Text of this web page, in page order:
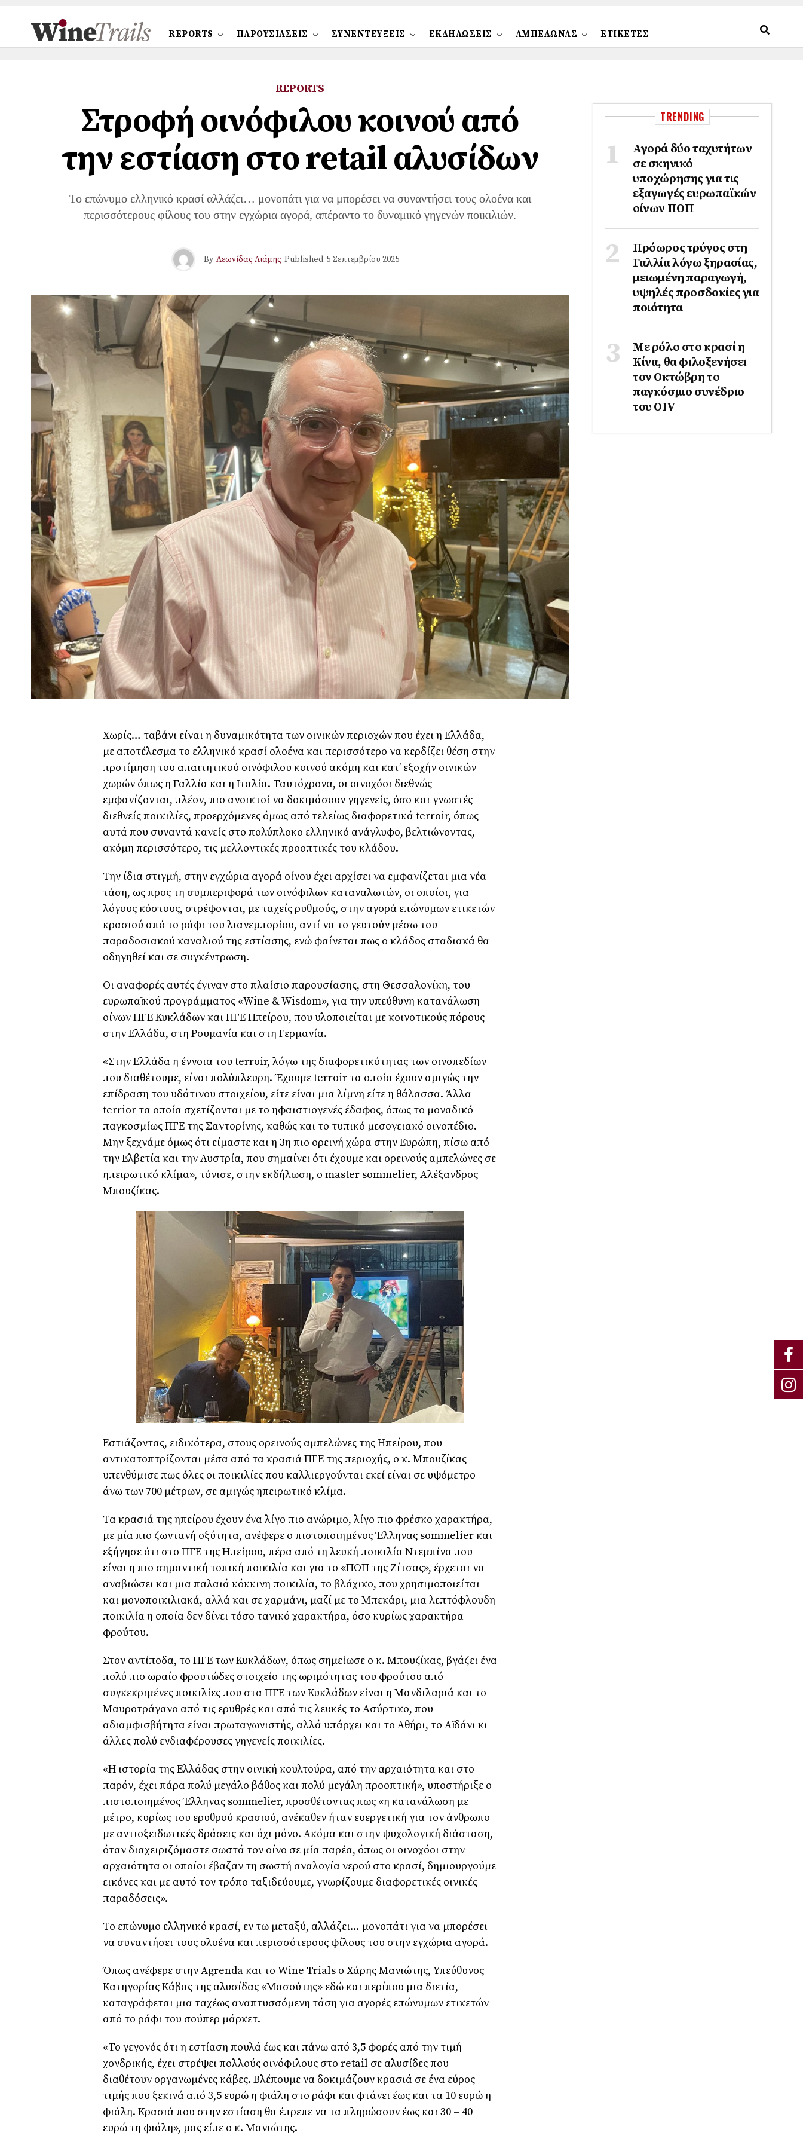
REPORTS ΠΑΡΟΥΣΙΑΣΕΙΣ ΣΥΝΕΝΤΕΥΞΕΙΣ ΕΚΔΗΛΩΣΕΙΣ ΑΜΠΕΛΩΝΑΣ ΕΤΙΚΕΤΕΣ
REPORTS
Στροφή οινόφιλου κοινού από
την εστίαση στο retail αλυσίδων
Το επώνυμο ελληνικό κρασί αλλάζει… μονοπάτι για να μπορέσει να συναντήσει τους ολοένα και
περισσότερους φίλους του στην εγχώρια αγορά, απέραντο το δυναμικό γηγενών ποικιλιών.
By Λεωνίδας Λιάμης Published 5 Σεπτεμβρίου 2025
Χωρίς… ταβάνι είναι η δυναμικότητα των οινικών περιοχών που έχει η Ελλάδα,
με αποτέλεσμα το ελληνικό κρασί ολοένα και περισσότερο να κερδίζει θέση στην
προτίμηση του απαιτητικού οινόφιλου κοινού ακόμη και κατ’ εξοχήν οινικών
χωρών όπως η Γαλλία και η Ιταλία. Ταυτόχρονα, οι οινοχόοι διεθνώς
εμφανίζονται, πλέον, πιο ανοικτοί να δοκιμάσουν γηγενείς, όσο και γνωστές
διεθνείς ποικιλίες, προερχόμενες όμως από τελείως διαφορετικά terroir, όπως
αυτά που συναντά κανείς στο πολύπλοκο ελληνικό ανάγλυφο, βελτιώνοντας,
ακόμη περισσότερο, τις μελλοντικές προοπτικές του κλάδου.
Την ίδια στιγμή, στην εγχώρια αγορά οίνου έχει αρχίσει να εμφανίζεται μια νέα
τάση, ως προς τη συμπεριφορά των οινόφιλων καταναλωτών, οι οποίοι, για
λόγους κόστους, στρέφονται, με ταχείς ρυθμούς, στην αγορά επώνυμων ετικετών
κρασιού από το ράφι του λιανεμπορίου, αντί να το γευτούν μέσω του
παραδοσιακού καναλιού της εστίασης, ενώ φαίνεται πως ο κλάδος σταδιακά θα
οδηγηθεί και σε συγκέντρωση.
Οι αναφορές αυτές έγιναν στο πλαίσιο παρουσίασης, στη Θεσσαλονίκη, του
ευρωπαϊκού προγράμματος «Wine & Wisdom», για την υπεύθυνη κατανάλωση
οίνων ΠΓΕ Κυκλάδων και ΠΓΕ Ηπείρου, που υλοποιείται με κοινοτικούς πόρους
στην Ελλάδα, στη Ρουμανία και στη Γερμανία.
«Στην Ελλάδα η έννοια του terroir, λόγω της διαφορετικότητας των οινοπεδίων
που διαθέτουμε, είναι πολύπλευρη. Έχουμε terroir τα οποία έχουν αμιγώς την
επίδραση του υδάτινου στοιχείου, είτε είναι μια λίμνη είτε η θάλασσα. Άλλα
terrior τα οποία σχετίζονται με το ηφαιστιογενές έδαφος, όπως το μοναδικό
παγκοσμίως ΠΓΕ της Σαντορίνης, καθώς και το τυπικό μεσογειακό οινοπέδιο.
Μην ξεχνάμε όμως ότι είμαστε και η 3η πιο ορεινή χώρα στην Ευρώπη, πίσω από
την Ελβετία και την Αυστρία, που σημαίνει ότι έχουμε και ορεινούς αμπελώνες σε
ηπειρωτικό κλίμα», τόνισε, στην εκδήλωση, ο master sommelier, Αλέξανδρος
Μπουζίκας.
Εστιάζοντας, ειδικότερα, στους ορεινούς αμπελώνες της Ηπείρου, που
αντικατοπτρίζονται μέσα από τα κρασιά ΠΓΕ της περιοχής, ο κ. Μπουζίκας
υπενθύμισε πως όλες οι ποικιλίες που καλλιεργούνται εκεί είναι σε υψόμετρο
άνω των 700 μέτρων, σε αμιγώς ηπειρωτικό κλίμα.
Τα κρασιά της ηπείρου έχουν ένα λίγο πιο ανώριμο, λίγο πιο φρέσκο χαρακτήρα,
με μία πιο ζωντανή οξύτητα, ανέφερε ο πιστοποιημένος Έλληνας sommelier και
εξήγησε ότι στο ΠΓΕ της Ηπείρου, πέρα από τη λευκή ποικιλία Ντεμπίνα που
είναι η πιο σημαντική τοπική ποικιλία και για το «ΠΟΠ της Ζίτσας», έρχεται να
αναβιώσει και μια παλαιά κόκκινη ποικιλία, το βλάχικο, που χρησιμοποιείται
και μονοποικιλιακά, αλλά και σε χαρμάνι, μαζί με το Μπεκάρι, μια λεπτόφλουδη
ποικιλία η οποία δεν δίνει τόσο τανικό χαρακτήρα, όσο κυρίως χαρακτήρα
φρούτου.
Στον αντίποδα, το ΠΓΕ των Κυκλάδων, όπως σημείωσε ο κ. Μπουζίκας, βγάζει ένα
πολύ πιο ωραίο φρουτώδες στοιχείο της ωριμότητας του φρούτου από
συγκεκριμένες ποικιλίες που στα ΠΓΕ των Κυκλάδων είναι η Μανδιλαριά και το
Μαυροτράγανο από τις ερυθρές και από τις λευκές το Ασύρτικο, που
αδιαμφισβήτητα είναι πρωταγωνιστής, αλλά υπάρχει και το Αθήρι, το Αϊδάνι κι
άλλες πολύ ενδιαφέρουσες γηγενείς ποικιλίες.
«Η ιστορία της Ελλάδας στην οινική κουλτούρα, από την αρχαιότητα και στο
παρόν, έχει πάρα πολύ μεγάλο βάθος και πολύ μεγάλη προοπτική», υποστήριξε ο
πιστοποιημένος Έλληνας sommelier, προσθέτοντας πως «η κατανάλωση με
μέτρο, κυρίως του ερυθρού κρασιού, ανέκαθεν ήταν ευεργετική για τον άνθρωπο
με αντιοξειδωτικές δράσεις και όχι μόνο. Ακόμα και στην ψυχολογική διάσταση,
όταν διαχειριζόμαστε σωστά τον οίνο σε μία παρέα, όπως οι οινοχόοι στην
αρχαιότητα οι οποίοι έβαζαν τη σωστή αναλογία νερού στο κρασί, δημιουργούμε
εικόνες και με αυτό τον τρόπο ταξιδεύουμε, γνωρίζουμε διαφορετικές οινικές
παραδόσεις».
Το επώνυμο ελληνικό κρασί, εν τω μεταξύ, αλλάζει… μονοπάτι για να μπορέσει
να συναντήσει τους ολοένα και περισσότερους φίλους του στην εγχώρια αγορά.
Όπως ανέφερε στην Agrenda και το Wine Trials ο Χάρης Μανιώτης, Υπεύθυνος
Κατηγορίας Κάβας της αλυσίδας «Μασούτης» εδώ και περίπου μια διετία,
καταγράφεται μια ταχέως αναπτυσσόμενη τάση για αγορές επώνυμων ετικετών
από το ράφι του σούπερ μάρκετ.
«Το γεγονός ότι η εστίαση πουλά έως και πάνω από 3,5 φορές από την τιμή
χονδρικής, έχει στρέψει πολλούς οινόφιλους στο retail σε αλυσίδες που
διαθέτουν οργανωμένες κάβες. Βλέπουμε να δοκιμάζουν κρασιά σε ένα εύρος
τιμής που ξεκινά από 3,5 ευρώ η φιάλη στο ράφι και φτάνει έως και τα 10 ευρώ η
φιάλη. Κρασιά που στην εστίαση θα έπρεπε να τα πληρώσουν έως και 30 – 40
ευρώ τη φιάλη», μας είπε ο κ. Μανιώτης.
TRENDING
Αγορά δύο ταχυτήτων
σε σκηνικό
υποχώρησης για τις
εξαγωγές ευρωπαϊκών
οίνων ΠΟΠ
Πρόωρος τρύγος στη
Γαλλία λόγω ξηρασίας,
μειωμένη παραγωγή,
υψηλές προσδοκίες για
ποιότητα
Με ρόλο στο κρασί η
Κίνα, θα φιλοξενήσει
τον Οκτώβρη το
παγκόσμιο συνέδριο
του ΟΙV